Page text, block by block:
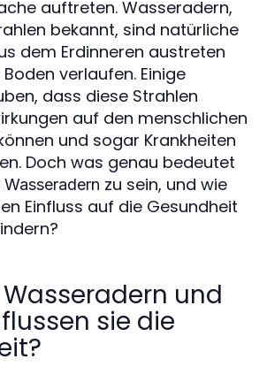
auftreten. Wasseradern,
bekannt, sind natürliche
dem Erdinneren austreten
verlaufen. Einige
dass diese Strahlen
auf den menschlichen
und sogar Krankheiten
Doch was genau bedeutet
zu sein, und wie
Einfluss auf die Gesundheit
und
sie die